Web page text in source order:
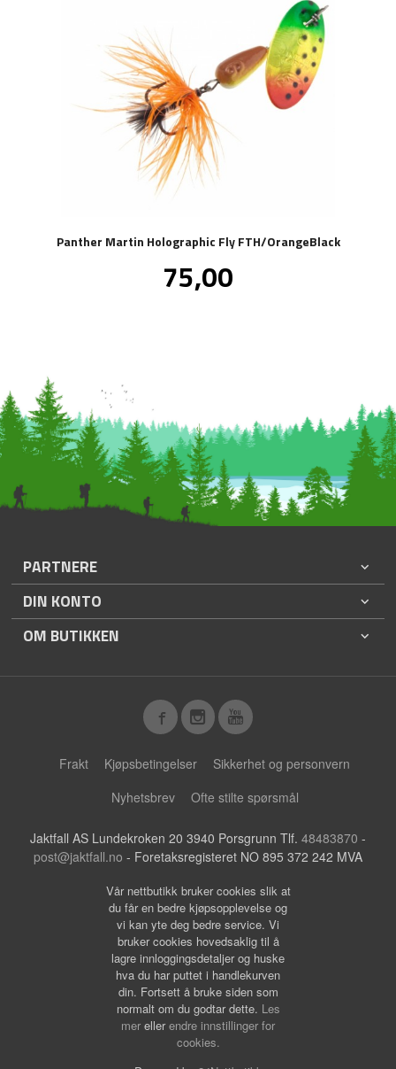
Panther Martin Holographic Fly FTH/OrangeBlack
Pris
75,00
PARTNERE
DIN KONTO
OM BUTIKKEN
Frakt Kjøpsbetingelser
Sikkerhet og personvern
Nyhetsbrev
Ofte stilte spørsmål
Jaktfall AS Lundekroken 20 3940 Porsgrunn Tlf. 48483870 -
post@jaktfall.no - Foretaksregisteret NO 895 372 242 MVA
Vår nettbutikk bruker cookies slik at
du får en bedre kjøpsopplevelse og
vi kan yte deg bedre service. Vi
bruker cookies hovedsaklig til å
lagre innloggingsdetaljer og huske
hva du har puttet i handlekurven
din. Fortsett å bruke siden som
normalt om du godtar dette. Les
mer ellerendre innstillinger for
cookies.